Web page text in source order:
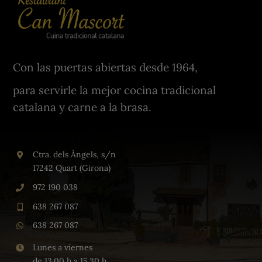
Con las puertas abiertas desde 1964,
para servirle la mejor cocina tradicional
catalana y carne a la brasa.
Ctra. dels Àngels, s/n
17242 Quart (Girona)
972 190 038
638 267 087
638 267 087
Lunes a viernes